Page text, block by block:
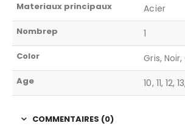
Materiaux principaux Acier
Nombrep 1
Color Gris,
Age 10, 11, 12,
COMMENTAIRES (0)